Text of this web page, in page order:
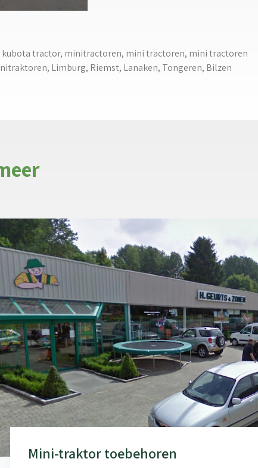
tractor, minitractoren, mini tractoren, mini tractoren
Limburg, Riemst, Lanaken, Tongeren, Bilzen
Mini-traktor toebehoren